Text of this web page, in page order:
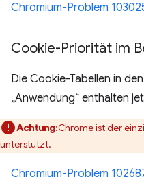
Chromium-Problem
Cookie-Priorität im
Die Cookie-Tabellen in
„Anwendung“ enthalten
Achtung:Chrome ist der
unterstützt.
Chromium-Problem